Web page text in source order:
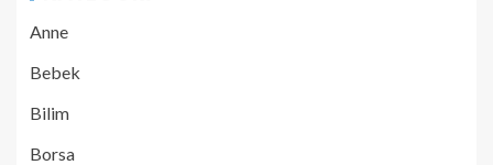
Anne
Bebek
Bilim
Borsa